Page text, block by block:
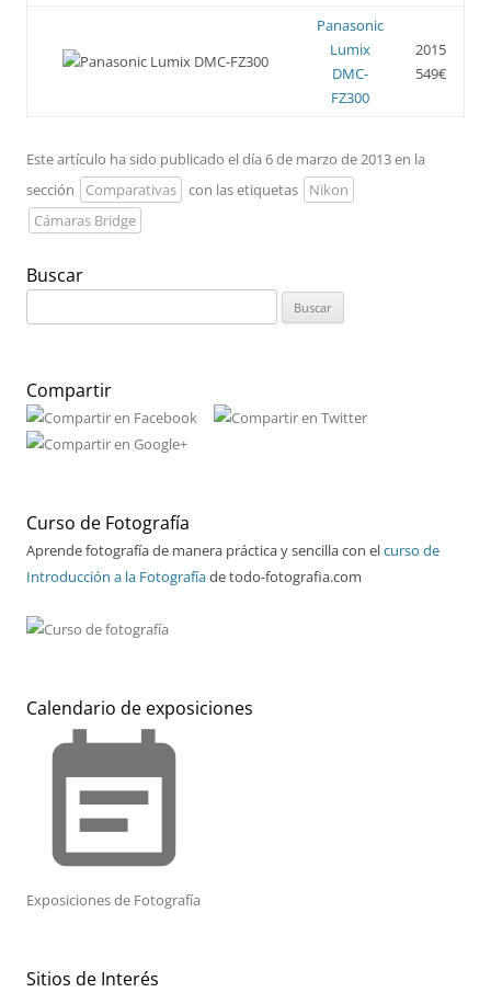
Panasonic
Lumix
DMC-
FZ300
2015
549€
Este artículo ha sido publicado el día 6 de marzo de 2013 en la
sección
Comparativas con las etiquetas
Nikon
Cámaras Bridge
Buscar
Compartir
Curso de Fotografía
Aprende fotografía de manera práctica y sencilla con elcurso de
Introducción a la Fotografíade todo-fotografia.com
Calendario de exposiciones
event_note
Exposiciones de Fotografía
Sitios de Interés